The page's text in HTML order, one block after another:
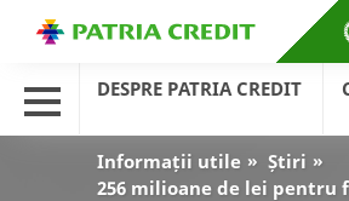
DESPRE PATRIA CREDIT
Informații utile
Știri
256 milioane de lei pentru